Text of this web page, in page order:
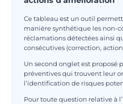
Ce tableau est un outil
manière synthétique les non-
réclamations détectées ainsi
consécutives (correction,
Un second onglet est proposé
préventives qui trouvent leur
l’identification de risques
Pour toute question relative à